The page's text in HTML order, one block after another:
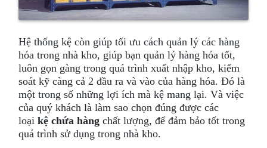
Hệ thống kệ còn giúp tối ưu cách quản lý các hàng
hóa trong nhà kho, giúp bạn quản lý hàng hóa tốt,
luôn gọn gàng trong quá trình xuất nhập kho, kiểm
soát kỹ càng cả 2 đầu ra và vào của hàng hóa. Đó là
một trong số những lợi ích mà kệ mang lại. Và việc
của quý khách là làm sao chọn đúng được các
loạikệ chứa hàng chất lượng, để đảm bảo tốt trong
quá trình sử dụng trong nhà kho.